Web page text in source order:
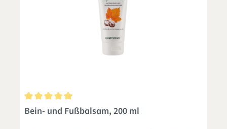
Durchschnittliche Bewertung von 5 von 5 Sternen
Bein- und Fußbalsam, 200 ml